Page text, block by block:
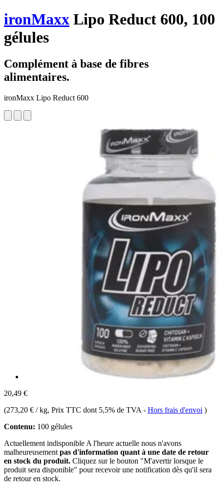
ironMaxx Lipo Reduct 600, 100
gélules
Complément à base de fibres
alimentaires.
ironMaxx Lipo Reduct 600
20,49 €
(273,20 € / kg, Prix TTC dont 5,5% de TVA - Hors frais d'envoi )
Contenu: 100 gélules
Actuellement indisponible A l'heure actuelle nous n'avons
malheureusement pas d'information quant à une date de retour
en stock du produit. Cliquez sur le bouton "M'avertir lorsque le
produit sera disponible" pour recevoir une notification dès qu'il sera
de retour en stock.